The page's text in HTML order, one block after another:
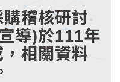
稽核研討
導)於111年
相關資料